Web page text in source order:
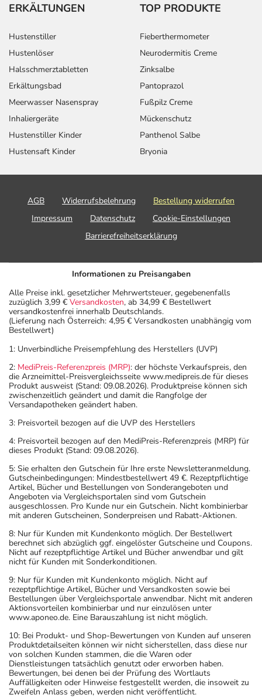
ERKÄLTUNGEN
Hustenstiller
Hustenlöser
Halsschmerztabletten
Erkältungsbad
Meerwasser Nasenspray
Inhaliergeräte
Hustenstiller Kinder
Hustensaft Kinder
TOP PRODUKTE
Fieberthermometer
Neurodermitis Creme
Zinksalbe
Pantoprazol
Fußpilz Creme
Mückenschutz
Panthenol Salbe
Bryonia
AGB Widerrufsbelehrung
Bestellung widerrufen
Impressum
Datenschutz
Cookie-Einstellungen
Barrierefreiheitserklärung
Informationen zu Preisangaben
Alle Preise inkl. gesetzlicher Mehrwertsteuer, gegebenenfalls
zuzüglich 3,99 € Versandkosten, ab 34,99 € Bestellwert
versandkostenfrei innerhalb Deutschlands.
(Lieferung nach Österreich: 4,95 € Versandkosten unabhängig vom
Bestellwert)
1: Unverbindliche Preisempfehlung des Herstellers (UVP)
2: MediPreis-Referenzpreis (MRP): der höchste Verkaufspreis, den
die Arzneimittel-Preisvergleichsseite www.medipreis.de für dieses
Produkt ausweist (Stand: 09.08.2026). Produktpreise können sich
zwischenzeitlich geändert und damit die Rangfolge der
Versandapotheken geändert haben.
3: Preisvorteil bezogen auf die UVP des Herstellers
4: Preisvorteil bezogen auf den MediPreis-Referenzpreis (MRP) für
dieses Produkt (Stand: 09.08.2026).
5: Sie erhalten den Gutschein für Ihre erste Newsletteranmeldung.
Gutscheinbedingungen: Mindestbestellwert 49 €. Rezeptpflichtige
Artikel, Bücher und Bestellungen von Sonderangeboten und
Angeboten via Vergleichsportalen sind vom Gutschein
ausgeschlossen. Pro Kunde nur ein Gutschein. Nicht kombinierbar
mit anderen Gutscheinen, Sonderpreisen und Rabatt-Aktionen.
8: Nur für Kunden mit Kundenkonto möglich. Der Bestellwert
berechnet sich abzüglich ggf. eingelöster Gutscheine und Coupons.
Nicht auf rezeptpflichtige Artikel und Bücher anwendbar und gilt
nicht für Kunden mit Sonderkonditionen.
9: Nur für Kunden mit Kundenkonto möglich. Nicht auf
rezeptpflichtige Artikel, Bücher und Versandkosten sowie bei
Bestellungen über Vergleichsportale anwendbar. Nicht mit anderen
Aktionsvorteilen kombinierbar und nur einzulösen unter
www.aponeo.de. Eine Barauszahlung ist nicht möglich.
10: Bei Produkt- und Shop-Bewertungen von Kunden auf unseren
Produktdetailseiten können wir nicht sicherstellen, dass diese nur
von solchen Kunden stammen, die die Waren oder
Dienstleistungen tatsächlich genutzt oder erworben haben.
Bewertungen, bei denen bei der Prüfung des Wortlauts
Auffälligkeiten oder Hinweise festgestellt werden, die insoweit zu
Zweifeln Anlass geben, werden nicht veröffentlicht.